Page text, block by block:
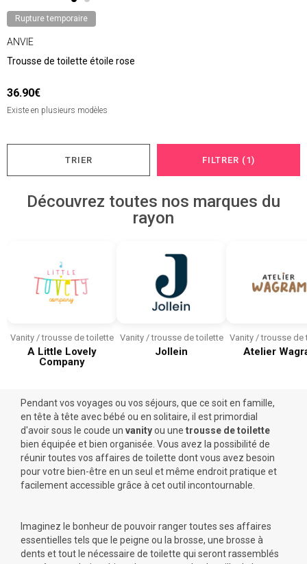
Rupture temporaire
ANVIE
Trousse de toilette étoile rose
36.90€
Existe en plusieurs modèles
TRIER FILTRER (1)
Découvrez toutes nos marques du
rayon
Vanity / trousse de toilette
A Little Lovely
Company
Vanity / trousse de toilette
Jollein
Vanity / trousse de
Atelier
Pendant vos voyages ou vos séjours, que ce soit en famille,
en tête à tête avec bébé ou en solitaire, il est primordial
d'avoir sous le coude un vanityou une trousse de toilette
bien équipée et bien organisée. Vous avez la possibilité de
réunir toutes vos affaires de toilette dont vous avez besoin
pour votre bien-être en un seul et même endroit pratique et
facilement accessible grâce à cet outil incontournable.
Imaginez le bonheur de pouvoir ranger toutes ses affaires
essentielles tels que le peigne ou la brosse, une brosse à
dents et tout le nécessaire de toilette qui seront rassemblés